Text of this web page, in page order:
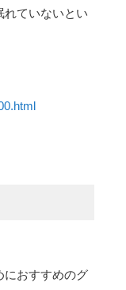
れていないとい
におすすめのグ